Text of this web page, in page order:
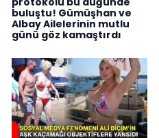
buluştu! Gümüşhan ve
Albay Ailelerinin mutlu
günü göz kamaştırdı